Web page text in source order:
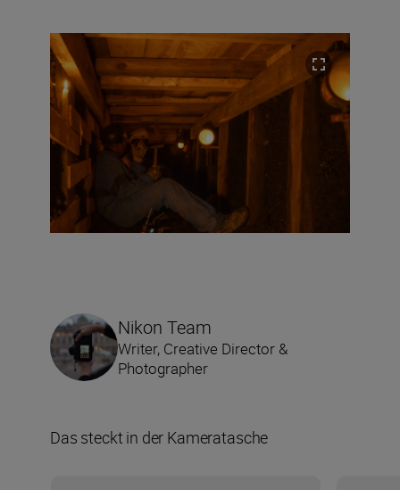
Nikon Team
Writer, Creative Director &
Photographer
Das steckt in der Kameratasche